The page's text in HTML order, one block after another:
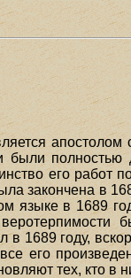
полностью
его работ
закончена в
языке в 1689
в 1689 году,
его
тех, кто в